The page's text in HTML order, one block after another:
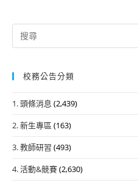
Search
for:
校務公告分類
1. 頭條消息 (2,439)
2. 新生專區 (163)
3. 教師研習 (493)
4. 活動&競賽(2,630)